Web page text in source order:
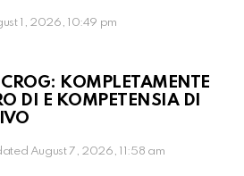
1, 2026, 10:49 pm
KOMPLETAMENTE
DI E KOMPETENSIA DI
August 7, 2026, 11:58 am